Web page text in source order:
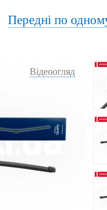
Передні по
Відеоогляд